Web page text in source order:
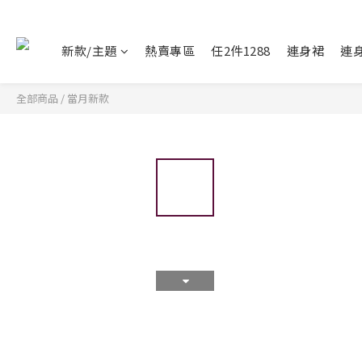
新款/主題 熱賣專區 任2件1288 連身裙 連
全部商品 / 當月新款